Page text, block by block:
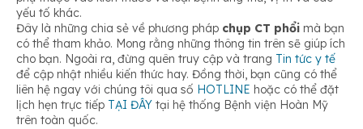
yếu tố khác.
Đây là những chia sẻ về phương pháp chụp CT phổi mà bạn
có thể tham khảo. Mong rằng những thông tin trên sẽ giúp ích
cho bạn. Ngoài ra, đừng quên truy cập và trang Tin tức y tế
để cập nhật nhiều kiến thức hay. Đồng thời, bạn cũng có thể
liên hệ ngay với chúng tôi qua số HOTLINE hoặc có thể đặt
lịch hẹn trực tiếp TẠI ĐÂY tại hệ thống Bệnh viện Hoàn Mỹ
trên toàn quốc.